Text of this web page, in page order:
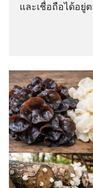
และเชื่อถือได้อยู่